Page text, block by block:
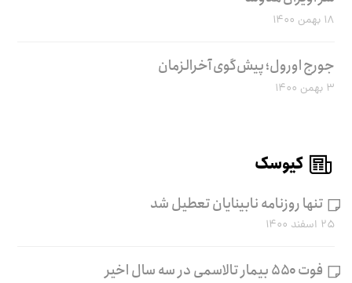
۱۸ بهمن ۱۴۰۰
جورج اورول؛ پیش‌گوی آخرالزمان
۳ بهمن ۱۴۰۰
کیوسک
تنها روزنامه نابینایان تعطیل شد
۲۵ اسفند ۱۴۰۰
فوت ۵۵۰ بیمار تالاسمی در سه سال اخیر